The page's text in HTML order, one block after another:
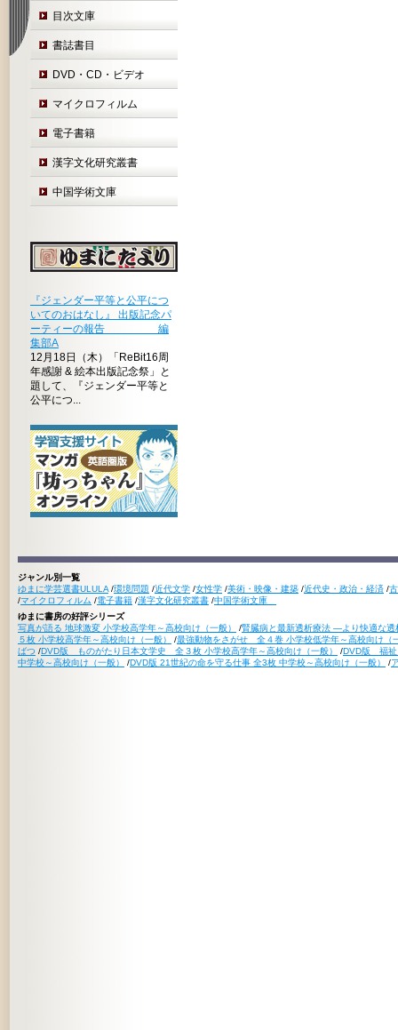
目次文庫
書誌書目
DVD・CD・ビデオ
マイクロフィルム
電子書籍
漢字文化研究叢書
中国学術文庫
『ジェンダー平等と公平につ
いてのおはなし』 出版記念パ
ーティーの報告 編
集部A
12月18日（木）「ReBit16周
年感謝 & 絵本出版記念祭」と
題して、『ジェンダー平等と
公平につ...
ジャンル別一覧
ゆまに学芸選書ULULA /環境問題 /近代文学 /女性学 /美術・映像・建築 /近代史・政治・経済 /
/マイクロフィルム /電子書籍 /漢字文化研究叢書 /中国学術文庫
ゆまに書房の好評シリーズ
写真が語る 地球激変 小学校高学年～高校向け（一般）
/腎臓病と最新透析療法 ―より快適な
５枚 小学校高学年～高校向け（一般）
/最強動物をさがせ 全４巻 小学校低学年～高校向け（
ばつ /DVD版 ものがたり日本文学史 全３枚 小学校高学年～高校向け（一般） /DVD版 福祉
中学校～高校向け（一般）
/DVD版 21世紀の命を守る仕事 全3枚 中学校～高校向け（一般） /